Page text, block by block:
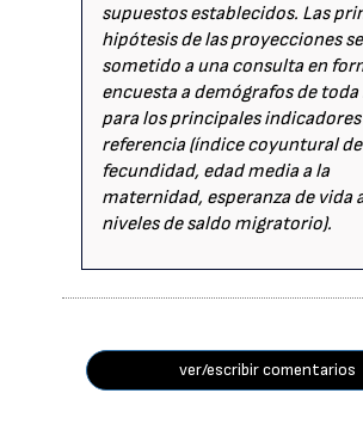
supuestos establecidos. Las
hipótesis de las proyecciones
sometido a una consulta en
encuesta a demógrafos de toda
para los principales indicadores
referencia (índice coyuntural de
fecundidad, edad media a la
maternidad, esperanza de vida
niveles de saldo migratorio).
ver/escribir comentarios